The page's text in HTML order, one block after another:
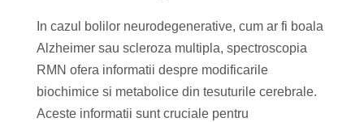
In cazul bolilor neurodegenerative, cum ar fi boala
Alzheimer sau scleroza multipla, spectroscopia
RMN ofera informatii despre modificarile
biochimice si metabolice din tesuturile cerebrale.
Aceste informatii sunt cruciale pentru